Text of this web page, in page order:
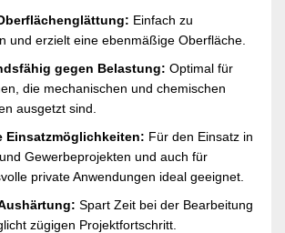
Einfach zu
und erzielt eine ebenmäßige Oberfläche.
gegen Belastung: Optimal für
die mechanischen und chemischen
ausgetzt sind.
Einsatzmöglichkeiten: Für den Einsatz in
Gewerbeprojekten und auch für
private Anwendungen ideal geeignet.
Spart Zeit bei der Bearbeitung
zügigen Projektfortschritt.